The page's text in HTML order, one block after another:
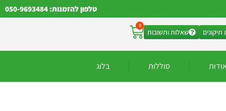
טלפון להזמנות: 050-9693484
שאלות ותשובות
0
אודות סוללות בלוג